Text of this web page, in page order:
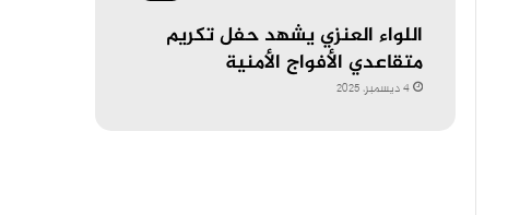
اللواء العنزي يشهد حفل تكريم
متقاعدي الأفواج الأمنية
4 ديسمبر، 2025